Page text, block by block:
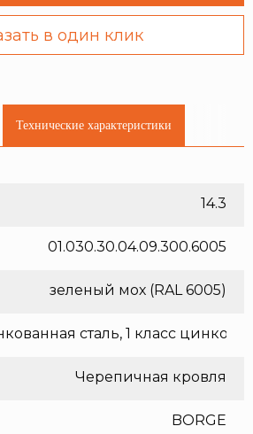
в один клик
Технические характеристики
14.3
01.030.30.04.09.300.6005
зеленый мох (RAL 6005)
Черепичная кровля
BORGE